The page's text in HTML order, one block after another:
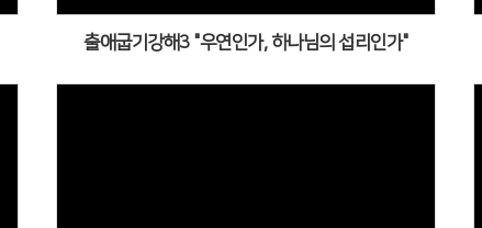
출애굽기강해3 "우연인가, 하나님의 섭리인가"